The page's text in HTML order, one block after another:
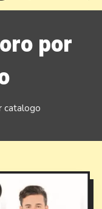
por
catalogo